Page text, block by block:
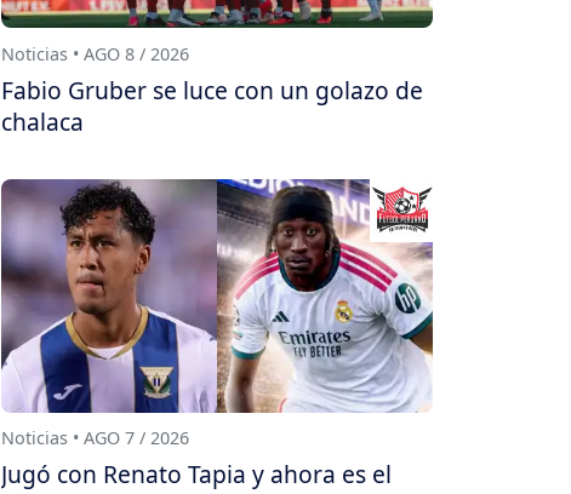
Noticias • AGO 8 / 2026
Fabio Gruber se luce con un golazo de
chalaca
Noticias • AGO 7 / 2026
Jugó con Renato Tapia y ahora es el